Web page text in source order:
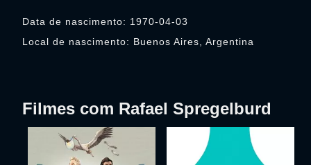
Data de nascimento: 1970-04-03
Local de nascimento: Buenos Aires, Argentina
Filmes com Rafael Spregelburd